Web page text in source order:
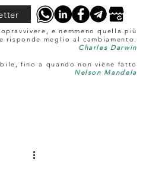
e nemmeno quella più
risponde meglio al cambiamento.
Charles Darwin
fino a quando non viene fatto
Nelson Mandela